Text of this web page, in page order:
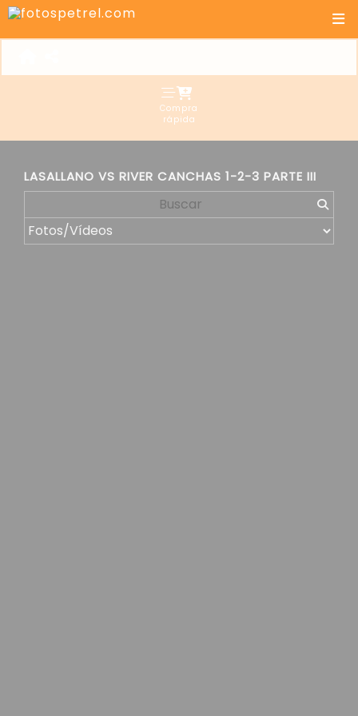
Compra
rápida
LASALLANO VS RIVER CANCHAS 1-2-3 PARTE III